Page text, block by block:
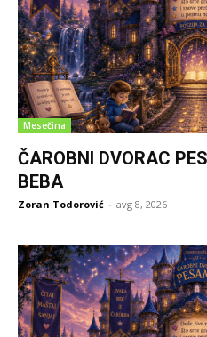
Mesečina
ČAROBNI DVORAC
BEBA
Zoran Todorović - avg 8, 2026